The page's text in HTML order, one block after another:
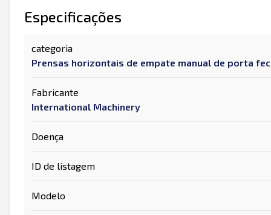
Especificações
categoria
Prensas horizontais de empate manual de porta
Fabricante
International Machinery
Doença
ID de listagem
Modelo